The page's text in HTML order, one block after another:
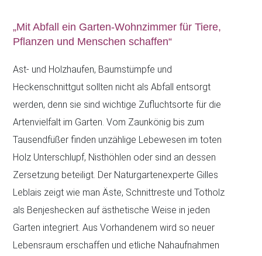
„Mit Abfall ein Garten-Wohnzimmer für Tiere,
Pflanzen und Menschen schaffen“
Ast- und Holzhaufen, Baumstümpfe und
Heckenschnittgut sollten nicht als Abfall entsorgt
werden, denn sie sind wichtige Zufluchtsorte für die
Artenvielfalt im Garten. Vom Zaunkönig bis zum
Tausendfüßer finden unzählige Lebewesen im toten
Holz Unterschlupf, Nisthöhlen oder sind an dessen
Zersetzung beteiligt. Der Naturgartenexperte Gilles
Leblais zeigt wie man Äste, Schnittreste und Totholz
als Benjeshecken auf ästhetische Weise in jeden
Garten integriert. Aus Vorhandenem wird so neuer
Lebensraum erschaffen und etliche Nahaufnahmen